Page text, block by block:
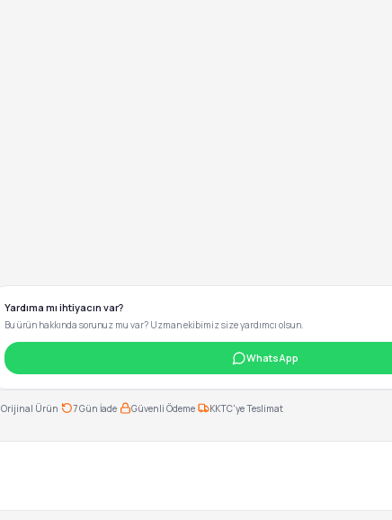
Yardıma mı ihtiyacın var?
Bu ürün hakkında sorunuz mu var? Uzman ekibimiz size yardımcı olsun.
WhatsApp
Orijinal Ürün 7 Gün İade Güvenli Ödeme KKTC'ye Teslimat